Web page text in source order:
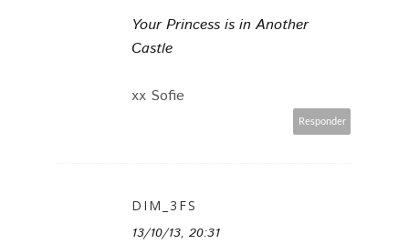
Your Princess is in Another
Castle
xx Sofie
Responder
DIM_3FS
13/10/13, 20:31